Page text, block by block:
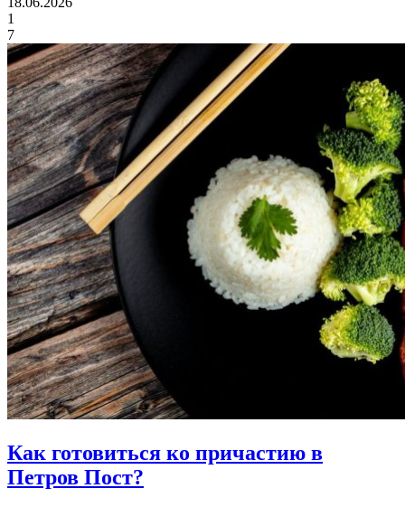
1
7
Как готовиться ко причастию в
Петров Пост?